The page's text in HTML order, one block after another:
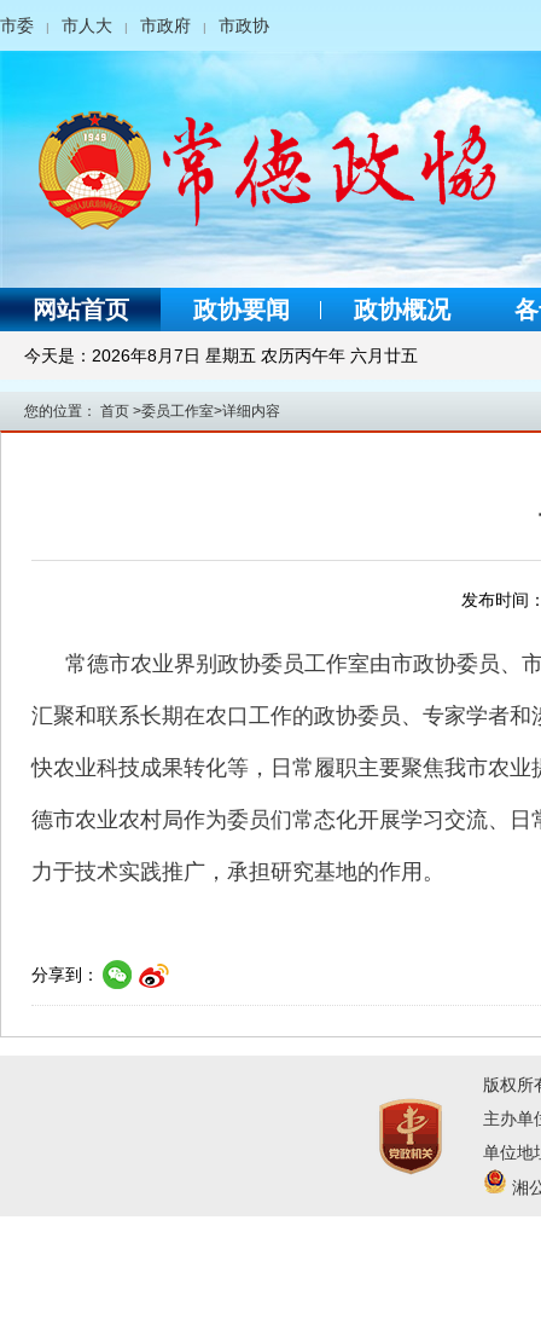
市委 | 市人大 | 市政府 | 市政协
网站首页 政协要闻 政协概况
今天是： 2026年8月7日 星期五 农历丙午年 六月廿五
您的位置： 首页 >委员工作室>详细内容
发布时间
常德市农业界别政协委员工作室由市政协委员、
汇聚和联系长期在农口工作的政协委员、专家学者
快农业科技成果转化等，日常履职主要聚焦我市农
德市农业农村局作为委员们常态化开展学习交流、
力于技术实践推广，承担研究基地的作用。
分享到：
版权所
主办单
单位地
湘